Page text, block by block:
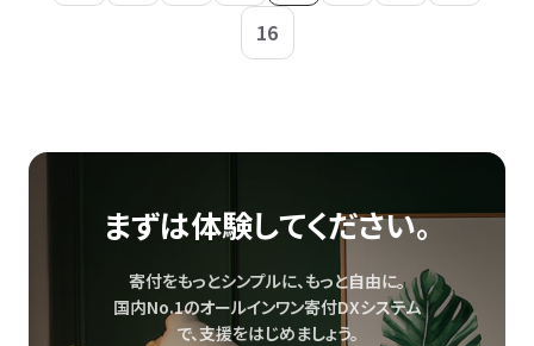
16
まずは体験してください。
寄付をもっとシンプルに、もっと自由に。
国内No.1のオールインワン寄付DXシステム
で、支援をはじめましょう。